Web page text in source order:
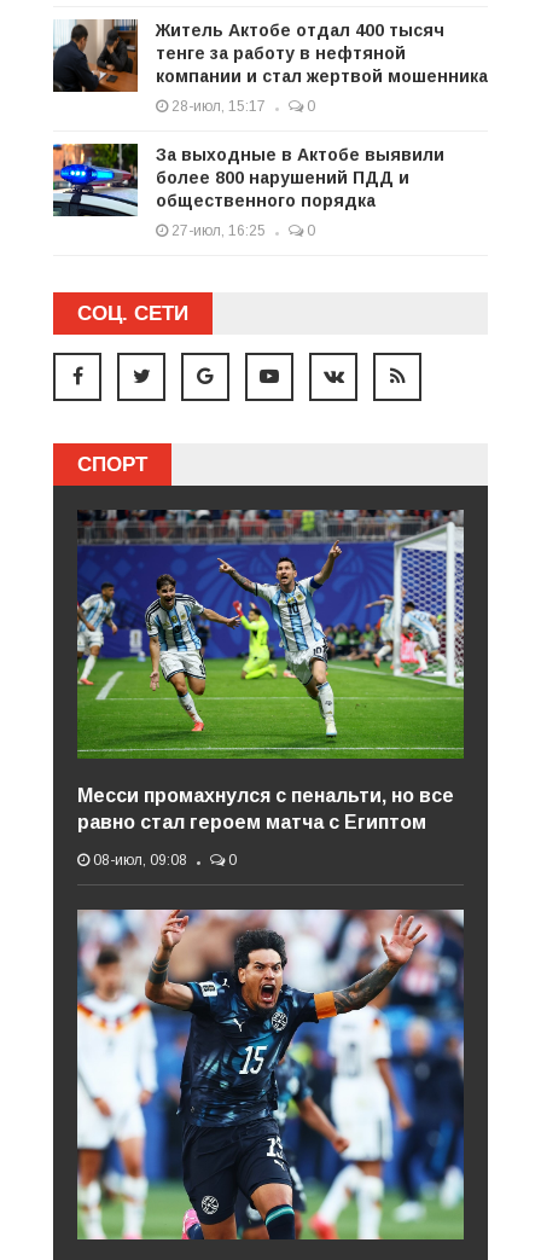
Житель Актобе отдал 400 тысяч
тенге за работу в нефтяной
компании и стал жертвой мошенника
28-июл, 15:17 0
За выходные в Актобе выявили
более 800 нарушений ПДД и
общественного порядка
27-июл, 16:25 0
СОЦ. СЕТИ
СПОРТ
Месси промахнулся с пенальти, но все
равно стал героем матча с Египтом
08-июл, 09:08 0